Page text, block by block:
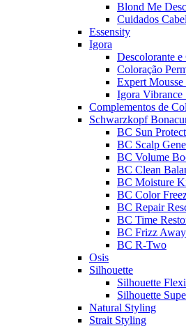
Blond Me
Cuidados
Essensity
Igora
Descolorante
Coloração
Expert
Igora
Complementos de
Schwarzkopf
BC Sun
BC Scalp
BC Volume
BC Clean
BC Moisture
BC Color
BC Repair
BC Time
BC Frizz
BC R-Two
Osis
Silhouette
Silhouette
Silhouette
Natural Styling
Strait Styling